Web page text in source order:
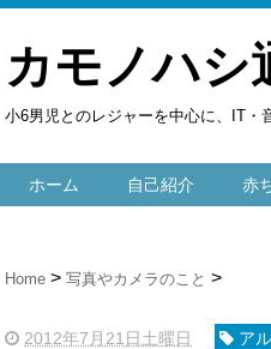
カモノハシ
小6男児とのレジャーを中心に、IT・
ホーム 自己紹介 赤
Home 写真やカメラのこと
2012年7月21日土曜日 ア